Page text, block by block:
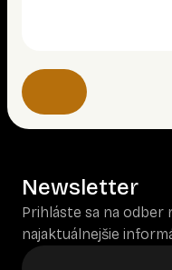
Newsletter
Prihláste sa na odber
najaktuálnejšie